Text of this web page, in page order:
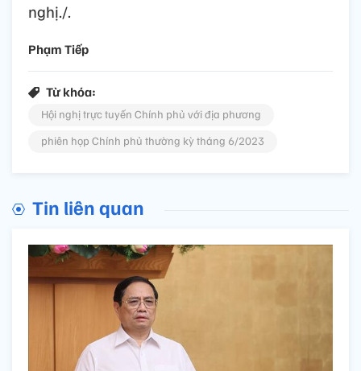
nghị./.
Phạm Tiếp
Từ khóa:
Hội nghị trực tuyến Chính phủ với địa phương
phiên họp Chính phủ thường kỳ tháng 6/2023
Tin liên quan